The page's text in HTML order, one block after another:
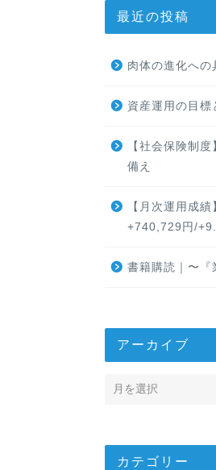
最近の投稿
肉体の進化への
資産運用の目標
【社会保険制
備え
【月次運用成
+740,729円/
書籍購読｜〜『
アーカイブ
カテゴリー